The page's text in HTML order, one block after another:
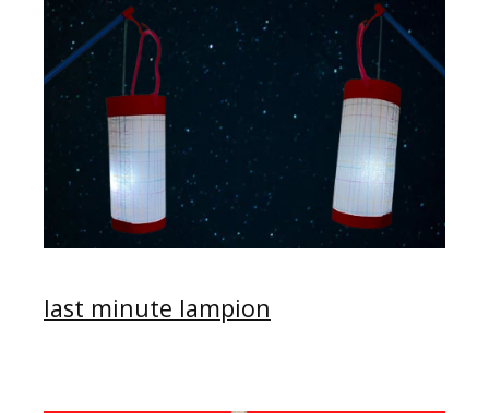
last minute lampion